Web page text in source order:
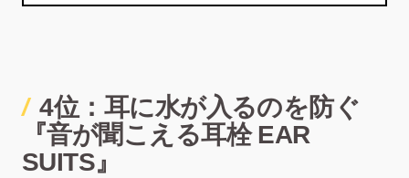
4位：耳に水が入るのを防ぐ
『音が聞こえる耳栓 EAR
SUITS』